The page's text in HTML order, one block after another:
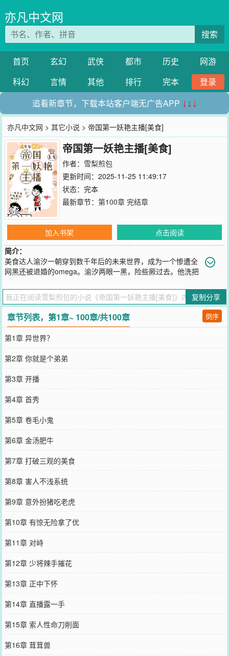
亦凡中文网
搜索
首页 玄幻 武侠 都市 历史
网游
科幻
言情 其他 排行 完本
登录
追看新章节，下载本站客户端无广告APP ↓↓↓
亦凡中文网 >其它小说 > 帝国第一妖艳主播[美食]
帝国第一妖艳主播[美食]
作者： 雪梨煎包
更新时间：2025-11-25 11:49:17
状态：完本
最新章节： 第100章 完结章
加入书架
点击阅读
简介：
美食达人渝汐一朝穿到数千年后的未来世界，成为一个惨遭全
网黑还被退婚的omega。渝汐两眼一黑，险些厥过去。他洗把
我不需要男人！他洗完脸，抬头看见镜子里一张美绝人寰的妖艳贱货
脸蛋，再次两眼一翻黑。顶着这么一张一看就不是什么正经人的脸蛋
出去招摇说他不稀罕男人，谁会相信？！果不其然，再次全网嘲：黑
心莲给我滚，别出来勾引人！渝汐气
您要是觉得《
QQ群和微博微信里的朋友推荐哦！
复制分享
章节列表，第1章~ 100章/共100章 倒序
第1章 异世界？
第2章 你就是个弟弟
第3章 开播
第4章 首秀
第5章 卷毛小鬼
第6章 金汤肥牛
第7章 打破三观的美食
第8章 害人不浅系统
第9章 意外扮猪吃老虎
第10章 有惊无险拿了优
第11章 对峙
第12章 少将辣手摧花
第13章 正中下怀
第14章 直播露一手
第15章 索人性命刀削面
第16章 茸茸兽